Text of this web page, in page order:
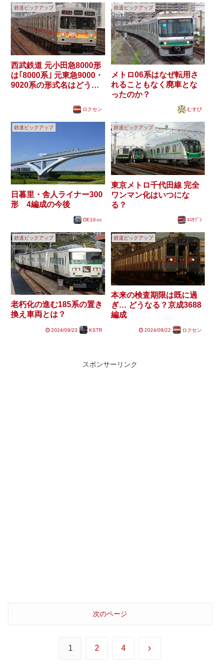
鉄道ピックアップ
西武鉄道 元小田急8000形
は｢8000系｣ 元東急9000・
9020系の形式名はどうな
ロクセン
鉄道ピックアップ
メトロ06系はなぜ転用さ
れることもなく廃車とな
ったのか？
むすび
鉄道ピックアップ
日暮里・舎人ライナー300
形 4編成の今後
DE10-cc
鉄道ピックアップ
東京メトロ千代田線 完全
ワンマン化はいつにな
る？
ｴｽｾﾌﾞﾝ
鉄道ピックアップ
老朽化の進む185系の置き
換え車両とは？
2024/09/23 KSTR
鉄道ピックアップ
本来の検査期限は既に過
ぎ… どうなる？京成3688
編成
2024/09/22 ロクセン
スポンサーリンク
次のページ
1 2 4 次